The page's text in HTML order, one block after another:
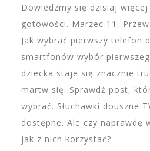
Dowiedzmy się dzisiaj
gotowości. Marzec 11,
Jak wybrać pierwszy telefon
smartfonów wybór
dziecka staje się znacznie
martw się. Sprawdź post,
wybrać. Słuchawki douszne
dostępne. Ale czy naprawdę
jak z nich korzystać?